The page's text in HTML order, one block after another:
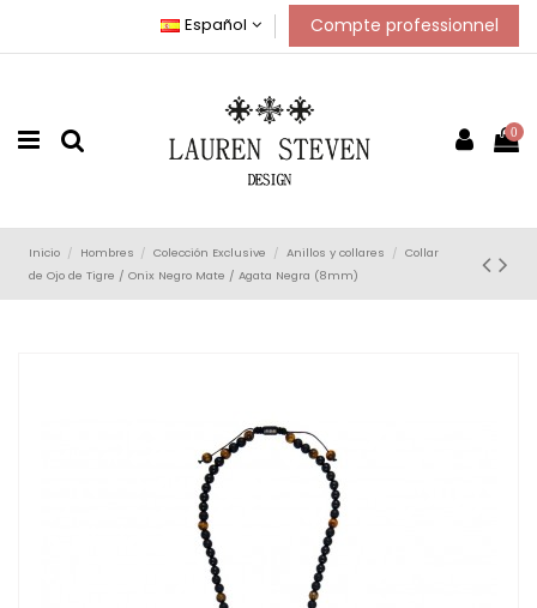
Español Compte professionnel
0
Inicio Hombres Colección Exclusive Anillos y collares
Collar
de Ojo de Tigre / Onix Negro Mate / Agata Negra (8mm)